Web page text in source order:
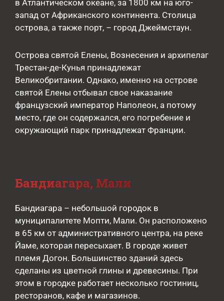
в Атлантическом океане, за 1800 км на юго-
запад от Африканского континента. Столица
острова, а также порт, – город Джеймстаун.
Острова святой Елены, Вознесения и архипелаг
Трестан-де-Кунья принадлежат
Великобритании. Однако, именно на острове
святой Елены отбывал свое наказание
французский император Наполеон, а потому
место, где он содержался, его погребение и
окружающий парк принадлежат Франции.
Бандиагара, Мали
Бандиагара – небольшой городок в
муниципалитете Мопти, Мали. Он расположено
в 65 км от административного центра, на реке
Йаме, которая пересыхает. В городе живет
племя Догон. Большинство зданий здесь
сделаны из цветной глины и древесины. При
этом в городке работает несколько гостиниц,
ресторанов, кафе и магазинов.